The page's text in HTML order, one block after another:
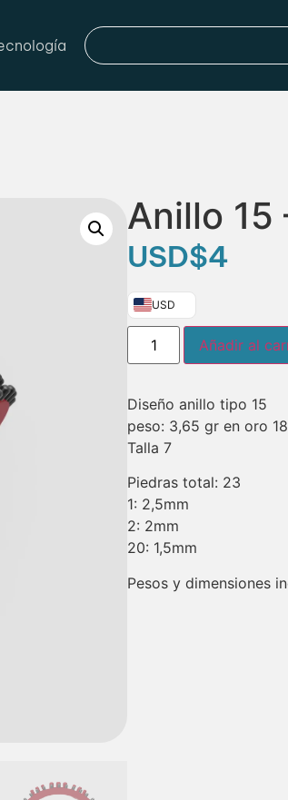
Anillo 15
USD$4
USD
Añadir al
Diseño anillo tipo 15
peso: 3,65 gr en oro
Talla 7
Piedras total: 23
1: 2,5mm
2: 2mm
20: 1,5mm
Pesos y dimensiones